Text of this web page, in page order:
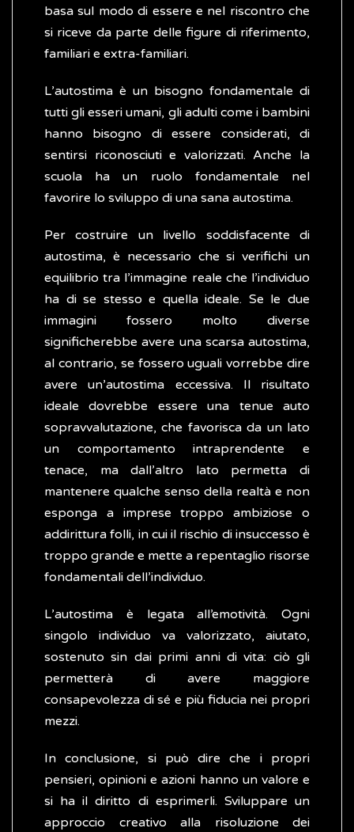
basa sul modo di essere e nel riscontro che
si riceve da parte delle figure di riferimento,
familiari e extra-familiari.
L’autostima è un bisogno fondamentale di
tutti gli esseri umani, gli adulti come i bambini
hanno bisogno di essere considerati, di
sentirsi riconosciuti e valorizzati. Anche la
scuola ha un ruolo fondamentale nel
favorire lo sviluppo di una sana autostima.
Per costruire un livello soddisfacente di
autostima, è necessario che si verifichi un
equilibrio tra l’immagine reale che l’individuo
ha di se stesso e quella ideale. Se le due
immagini fossero molto diverse
significherebbe avere una scarsa autostima,
al contrario, se fossero uguali vorrebbe dire
avere un’autostima eccessiva. Il risultato
ideale dovrebbe essere una tenue auto
sopravvalutazione, che favorisca da un lato
un comportamento intraprendente e
tenace, ma dall’altro lato permetta di
mantenere qualche senso della realtà e non
esponga a imprese troppo ambiziose o
addirittura folli, in cui il rischio di insuccesso è
troppo grande e mette a repentaglio risorse
fondamentali dell’individuo.
L’autostima è legata all’emotività. Ogni
singolo individuo va valorizzato, aiutato,
sostenuto sin dai primi anni di vita: ciò gli
permetterà di avere maggiore
consapevolezza di sé e più fiducia nei propri
mezzi.
In conclusione, si può dire che i propri
pensieri, opinioni e azioni hanno un valore e
si ha il diritto di esprimerli. Sviluppare un
approccio creativo alla risoluzione dei